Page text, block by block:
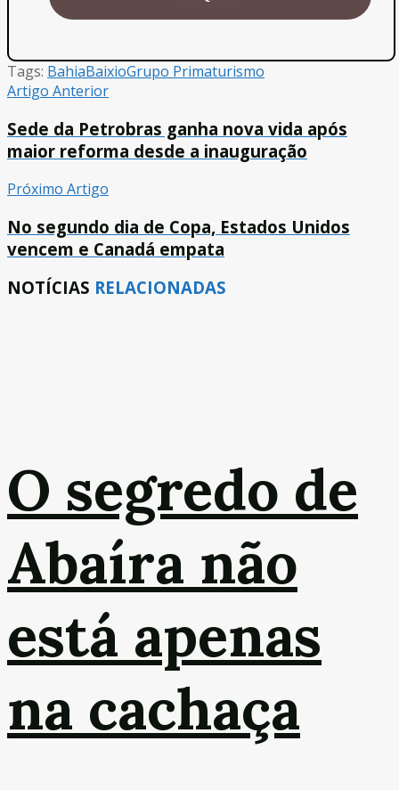
Tags: BahiaBaixioGrupo Primaturismo
Artigo Anterior
Sede da Petrobras ganha nova vida após
maior reforma desde a inauguração
Próximo Artigo
No segundo dia de Copa, Estados Unidos
vencem e Canadá empata
NOTÍCIAS RELACIONADAS
O segredo de
Abaíra não
está apenas
na cachaça